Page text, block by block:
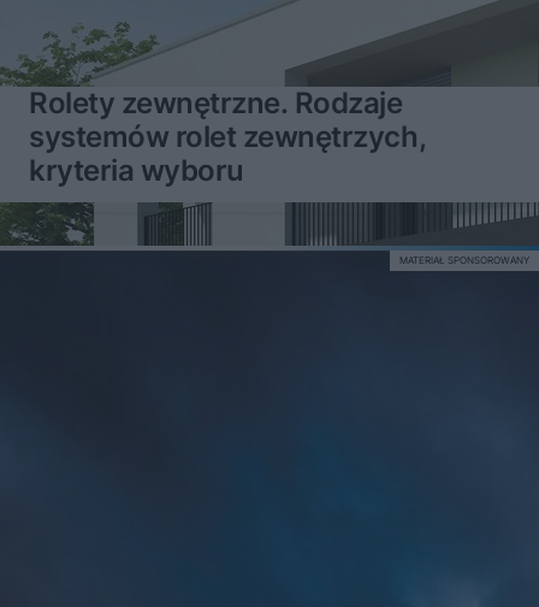
Rolety zewnętrzne. Rodzaje
systemów rolet zewnętrzych,
kryteria wyboru
MATERIAŁ SPONSOROWANY